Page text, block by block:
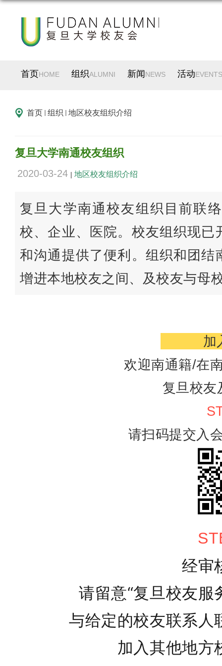
首页HOME 组织ALUMNI 新闻 NEWS 活动EVENTS
首页 组织 地区校友组织介绍
复旦大学南通校友组织
2020-03-24 地区校友组织介绍
复旦大学南通校友组织目前联
校、企业、医院。 校友组织现已
和沟通提供了便利。 组织和团结
增进本地校友之间、及校友与母
加
欢迎南通籍/在
复旦校友
请扫码提交入
经审
请留意“复旦校友服
与给定的校友联系人
加入其他地方